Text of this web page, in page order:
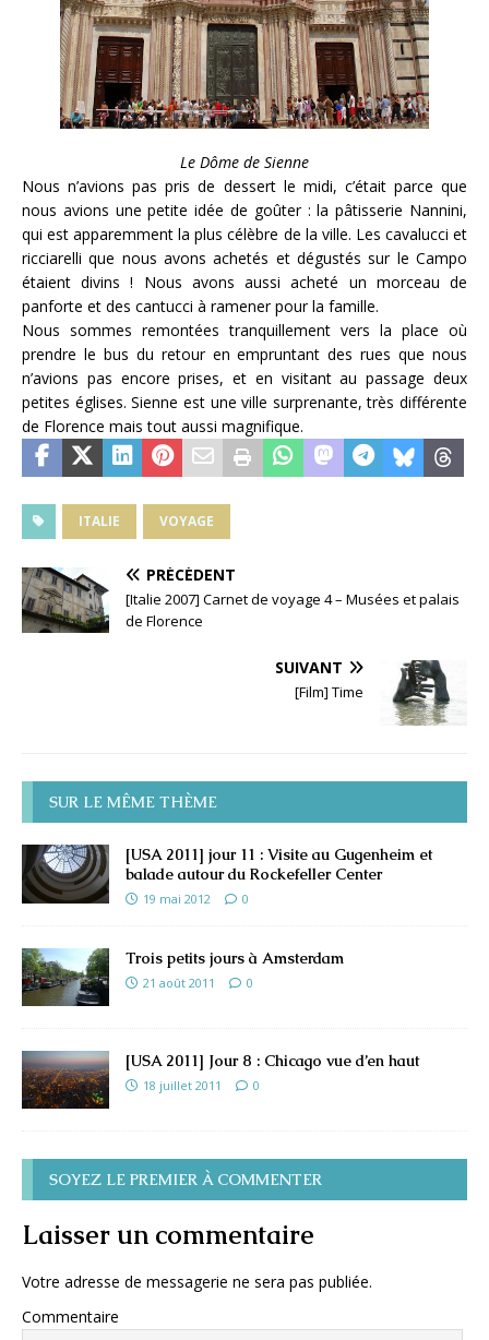
Le Dôme de Sienne
Nous n’avions pas pris de dessert le midi, c’était parce que
nous avions une petite idée de goûter : la pâtisserie Nannini,
qui est apparemment la plus célèbre de la ville. Les cavalucci et
ricciarelli que nous avons achetés et dégustés sur le Campo
étaient divins ! Nous avons aussi acheté un morceau de
panforte et des cantucci à ramener pour la famille.
Nous sommes remontées tranquillement vers la place où
prendre le bus du retour en empruntant des rues que nous
n’avions pas encore prises, et en visitant au passage deux
petites églises. Sienne est une ville surprenante, très différente
de Florence mais tout aussi magnifique.
ITALIE VOYAGE
PRÉCÉDENT
[Italie 2007] Carnet de voyage 4 – Musées et palais
de Florence
SUIVANT
[Film] Time
SUR LE MÊME THÈME
[USA 2011] jour 11 : Visite au Gugenheim et
balade autour du Rockefeller Center
19 mai 2012 0
Trois petits jours à Amsterdam
21 août 2011 0
[USA 2011] Jour 8 : Chicago vue d’en haut
18 juillet 2011 0
SOYEZ LE PREMIER À COMMENTER
Laisser un commentaire
Votre adresse de messagerie ne sera pas publiée.
Commentaire